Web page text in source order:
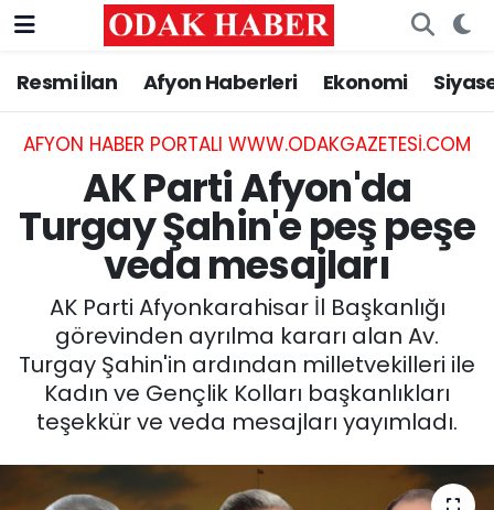
Resmi İlan Afyon Haberleri Ekonomi
AFYON HABER PORTALI WWW.ODAKGAZETESI.COM
AK Parti Afyon'da
Turgay Şahin'e peş peşe
veda mesajları
AK Parti Afyonkarahisar İl Başkanlığı
görevinden ayrılma kararı alan Av.
Turgay Şahin'in ardından milletvekilleri ile
Kadın ve Gençlik Kolları başkanlıkları
teşekkür ve veda mesajları yayımladı.
AFYONKARAHİSAR HABERLERİ
Resmi İlan
ASAYİŞ
GÜNCEL
SİYASET
EĞİTİM
MAGAZİN
SAĞLIK
Nöbetçi Eczaneler
Hava Durumu
Trafik Durumu
Süper Lig Puan Durumu ve Fikstür
Tüm Manşetler
Son Dakika Haberleri
Haber Arşivi